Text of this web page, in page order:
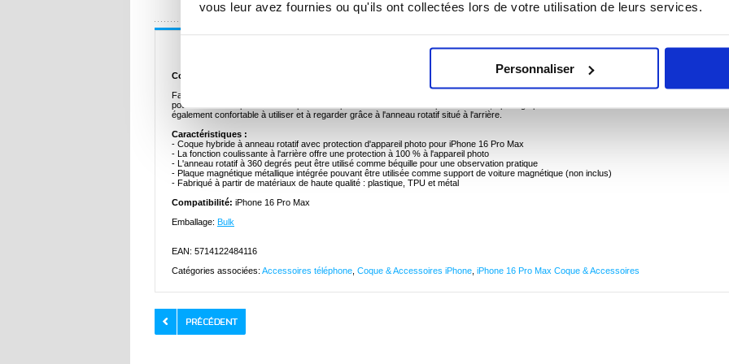
vous leur avez fournies ou qu'ils ont collectées lors de votre utilisation de leurs services.
Personnaliser
Coque Hybride à Anneau Rotatif avec Protection pour Appareil Photo pour iPhone 16 Pro Max
Fabriquée avec du plastique, du TPU et des matériaux métalliques de qualité supérieure, cette coque pour iPhone 16 Pro Max est conçue
pour résister à l'épreuve du temps et de la protection. Doté de multiples fonctions, il protège parfaitement votre iPhone 16 Pro Max et le rend
également confortable à utiliser et à regarder grâce à l'anneau rotatif situé à l'arrière.
Caractéristiques :
- Coque hybride à anneau rotatif avec protection d'appareil photo pour iPhone 16 Pro Max
- La fonction coulissante à l'arrière offre une protection à 100 % à l'appareil photo
- L'anneau rotatif à 360 degrés peut être utilisé comme béquille pour une observation pratique
- Plaque magnétique métallique intégrée pouvant être utilisée comme support de voiture magnétique (non inclus)
- Fabriqué à partir de matériaux de haute qualité : plastique, TPU et métal
Compatibilité: iPhone 16 Pro Max
Emballage: Bulk
EAN: 5714122484116
Catégories associées: Accessoires téléphone Coque & Accessoires iPhone iPhone 16 Pro Max Coque & Accessoires